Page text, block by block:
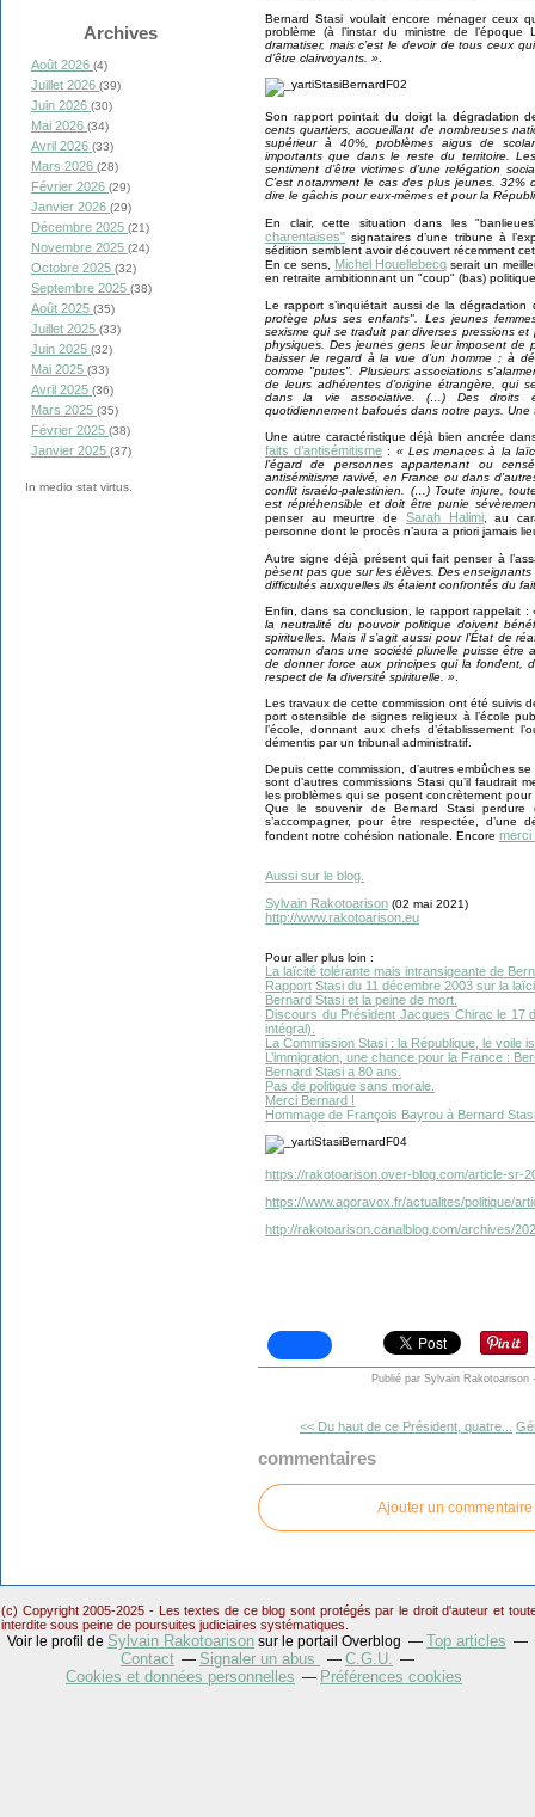
Archives
Août 2026 (4)
Juillet 2026 (39)
Juin 2026 (30)
Mai 2026 (34)
Avril 2026 (33)
Mars 2026 (28)
Février 2026 (29)
Janvier 2026 (29)
Décembre 2025 (21)
Novembre 2025 (24)
Octobre 2025 (32)
Septembre 2025 (38)
Août 2025 (35)
Juillet 2025 (33)
Juin 2025 (32)
Mai 2025 (33)
Avril 2025 (36)
Mars 2025 (35)
Février 2025 (38)
Janvier 2025 (37)
In medio stat virtus.
Bernard Stasi voulait encore ménager ceux
problème (à l’instar du ministre de
dramatiser, mais c’est le devoir de tous ceux
d’être clairvoyants. »
Son rapport pointait du doigt la dégradation
cents quartiers, accueillant de nombreuses
supérieur à 40%, problèmes aigus de
importants que dans le reste du territoire.
sentiment d’être victimes d’une relégation
C’est notamment le cas des plus jeunes.
dire le gâchis pour eux-mêmes et pour la
En clair, cette situation dans les
charentaises" signataires d’une tribune à
sédition semblent avoir découvert récemment
En ce sens, Michel Houellebecq serait un
en retraite ambitionnant un "coup" (bas)
Le rapport s’inquiétait aussi de la
protège plus ses enfants". Les jeunes
sexisme qui se traduit par diverses pressions
physiques. Des jeunes gens leur imposent
baisser le regard à la vue d’un homme ; à
comme "putes". Plusieurs associations
de leurs adhérentes d’origine étrangère, qui
dans la vie associative. (…) Des droits
quotidiennement bafoués dans notre pays.
Une autre caractéristique déjà bien ancrée
faits d’antisémitisme : « Les menaces à la
l’égard de personnes appartenant ou
antisémitisme ravivé, en France ou dans
conflit israélo-palestinien. (…) Toute injure,
est répréhensible et doit être punie
penser au meurtre de Sarah Halimi, au
personne dont le procès n’aura a priori jamais
Autre signe déjà présent qui fait penser à
pèsent pas que sur les élèves. Des
difficultés auxquelles ils étaient confrontés du
Enfin, dans sa conclusion, le rapport rappelait :
la neutralité du pouvoir politique doivent
spirituelles. Mais il s’agit aussi pour l’État de
commun dans une société plurielle puisse être
de donner force aux principes qui la fondent,
respect de la diversité spirituelle. »
Les travaux de cette commission ont été suivis
port ostensible de signes religieux à l’école
l’école, donnant aux chefs d’établissement
démentis par un tribunal administratif.
Depuis cette commission, d’autres embûches
sont d’autres commissions Stasi qu’il faudrait
les problèmes qui se posent concrètement
Que le souvenir de Bernard Stasi
s’accompagner, pour être respectée,
fondent notre cohésion nationale. Encore merci
Aussi sur le blog.
Sylvain Rakotoarison (02 mai 2021)
http://www.rakotoarison.eu
Pour aller plus loin :
La laïcité tolérante mais intransigeante de
Rapport Stasi du 11 décembre 2003 sur la
Bernard Stasi et la peine de mort.
Discours du Président Jacques Chirac le 17
intégral).
La Commission Stasi : la République, le voile
L’immigration, une chance pour la France :
Bernard Stasi a 80 ans.
Pas de politique sans morale.
Merci Bernard !
Hommage de François Bayrou à Bernard
https://rakotoarison.over-blog.com/article-sr-
https://www.agoravox.fr/actualites/politique/
http://rakotoarison.canalblog.com/archives/
Publié par Sylvain Rakotoarison -
<< Du haut de ce Président, quatre...
commentaires
Ajouter un commentaire
(c) Copyright 2005-2025 - Les textes de ce blog sont protégés par le droit d'auteur et
interdite sous peine de poursuites judiciaires systématiques.
Voir le profil de Sylvain Rakotoarison sur le portail Overblog
Top articles
Contact
Signaler un abus
C.G.U.
Cookies et données personnelles
Préférences cookies